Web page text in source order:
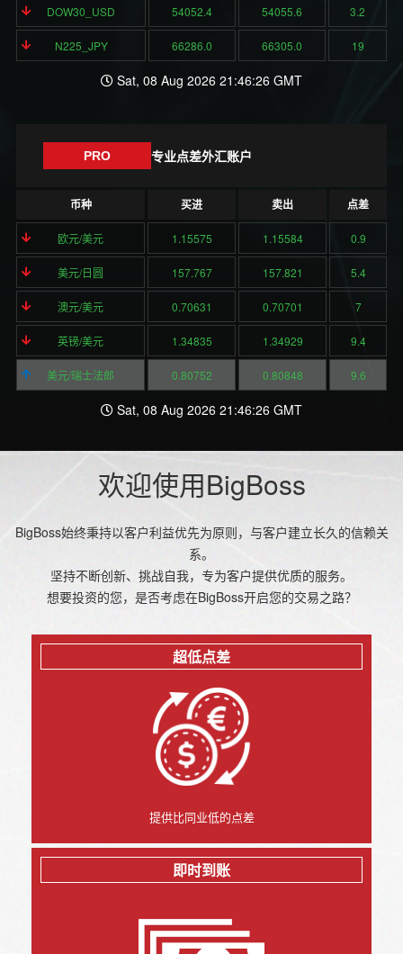
DOW30_USD 54052.4 54055.6 3.2
N225_JPY 66286.0 66305.0 19
Sat, 08 Aug 2026 21:46:26 GMT
PRO 专业点差外汇账户
币种 买进 卖出 点差
欧元/美元 1.15575 1.15584 0.9
美元/日圆 157.767 157.821 5.4
澳元/美元 0.70631 0.70701 7
英镑/美元 1.34835 1.34929 9.4
美元/瑞士法郎 0.80752 0.80848 9.6
Sat, 08 Aug 2026 21:46:26 GMT
欢迎使用BigBoss
BigBoss始终秉持以客户利益优先为原则，与客户建立长久的信赖关
系。
坚持不断创新、挑战自我，专为客户提供优质的服务。
想要投资的您，是否考虑在BigBoss开启您的交易之路？
超低点差
提供比同业低的点差
即时到账